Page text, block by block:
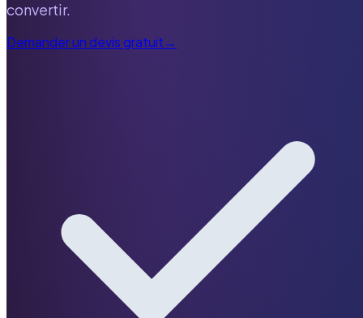
convertir.
Demander un devis gratuit→